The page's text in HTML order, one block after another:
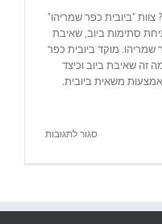
צוות "ביובית כפר שמריהו"
סתימות ביוב, שאיבת
שמריהו. מוקד ביובית כפר
ביממה מה זה שאיבת ביוב וכיצד
משאית ביובית.
סגור לתגובותעל